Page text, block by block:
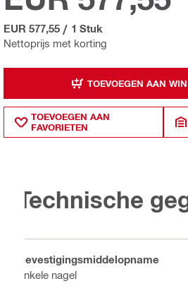
Nettoprijs met korting
EUR 577,55 / 1 Stuk
TOEVOEGEN AAN
TOEVOEGEN AAN
FAVORIETEN
Technische
Bevestigingsmiddelopname
Enkele nagel